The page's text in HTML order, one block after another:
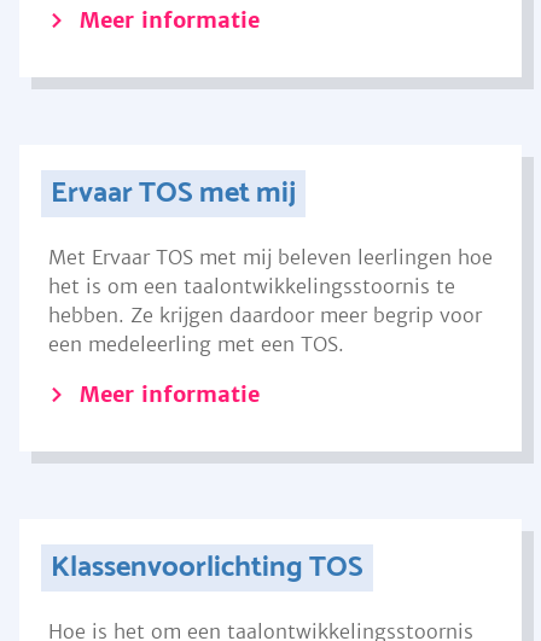
Meer informatie
Ervaar TOS met mij
Met Ervaar TOS met mij beleven leerlingen hoe
het is om een taalontwikkelingsstoornis te
hebben. Ze krijgen daardoor meer begrip voor
een medeleerling met een TOS.
Meer informatie
Klassenvoorlichting TOS
Hoe is het om een taalontwikkelingsstoornis